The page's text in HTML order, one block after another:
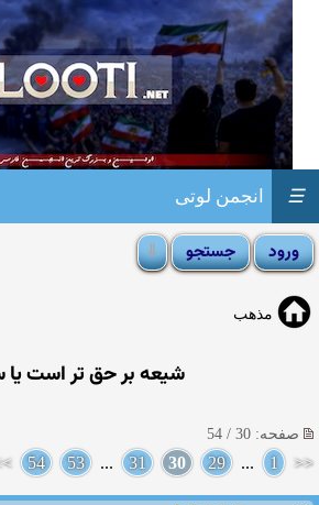
انجمن لوتی ☰
مذهب
شیعه بر حق تر است یا
صفحه: 30 / 54
<<
1
...
29
30
31
...
53
54